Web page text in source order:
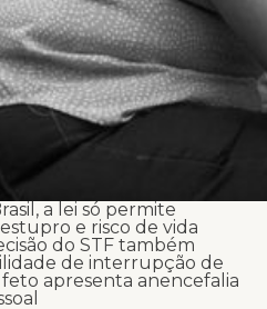
a lei só permite
e risco de vida
do STF também
de interrupção de
apresenta anencefalia